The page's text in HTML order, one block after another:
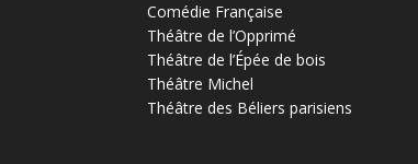
Comédie Française
Théâtre de l’Opprimé
Théâtre de l’Épée de bois
Théâtre Michel
Théâtre des Béliers parisiens